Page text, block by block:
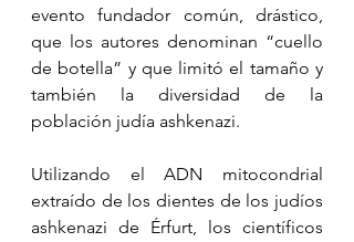
evento fundador común, drástico,
que los autores denominan “cuello
de botella” y que limitó el tamaño y
también la diversidad de la
población judía ashkenazi.
Utilizando el ADN mitocondrial
extraído de los dientes de los judíos
ashkenazi de Érfurt, los científicos